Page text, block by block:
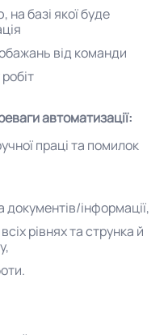
базі якої буде
від команди
автоматизації:
праці та помилок
документів/інформації,
рівнях та струнка й